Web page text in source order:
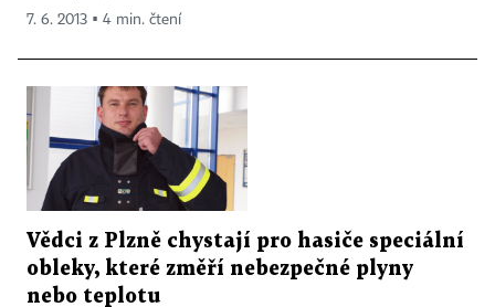
7. 6. 2013 ▪ 4 min. čtení
Vědci z Plzně chystají pro hasiče speciální
obleky, které změří nebezpečné plyny
nebo teplotu